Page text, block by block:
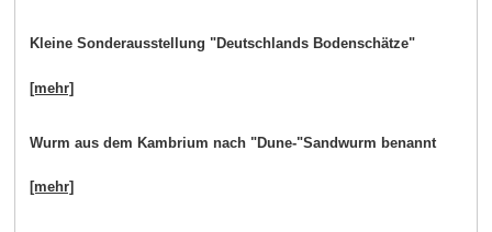
Kleine Sonderausstellung "Deutschlands Bodenschätze"
[mehr]
Wurm aus dem Kambrium nach "Dune-"Sandwurm benannt
[mehr]